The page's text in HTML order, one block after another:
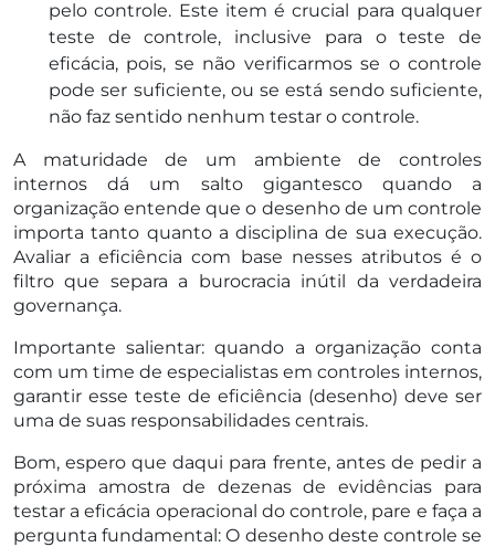
pelo controle. Este item é crucial para qualquer
teste de controle, inclusive para o teste de
eficácia, pois, se não verificarmos se o controle
pode ser suficiente, ou se está sendo suficiente,
não faz sentido nenhum testar o controle.
A maturidade de um ambiente de controles
internos dá um salto gigantesco quando a
organização entende que o desenho de um controle
importa tanto quanto a disciplina de sua execução.
Avaliar a eficiência com base nesses atributos é o
filtro que separa a burocracia inútil da verdadeira
governança.
Importante salientar: quando a organização conta
com um time de especialistas em controles internos,
garantir esse teste de eficiência (desenho) deve ser
uma de suas responsabilidades centrais.
Bom, espero que daqui para frente, antes de pedir a
próxima amostra de dezenas de evidências para
testar a eficácia operacional do controle, pare e faça a
pergunta fundamental: O desenho deste controle se